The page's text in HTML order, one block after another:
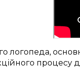
логопеда,
процесу